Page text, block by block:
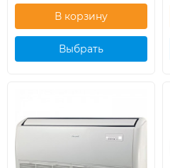
Выбрать